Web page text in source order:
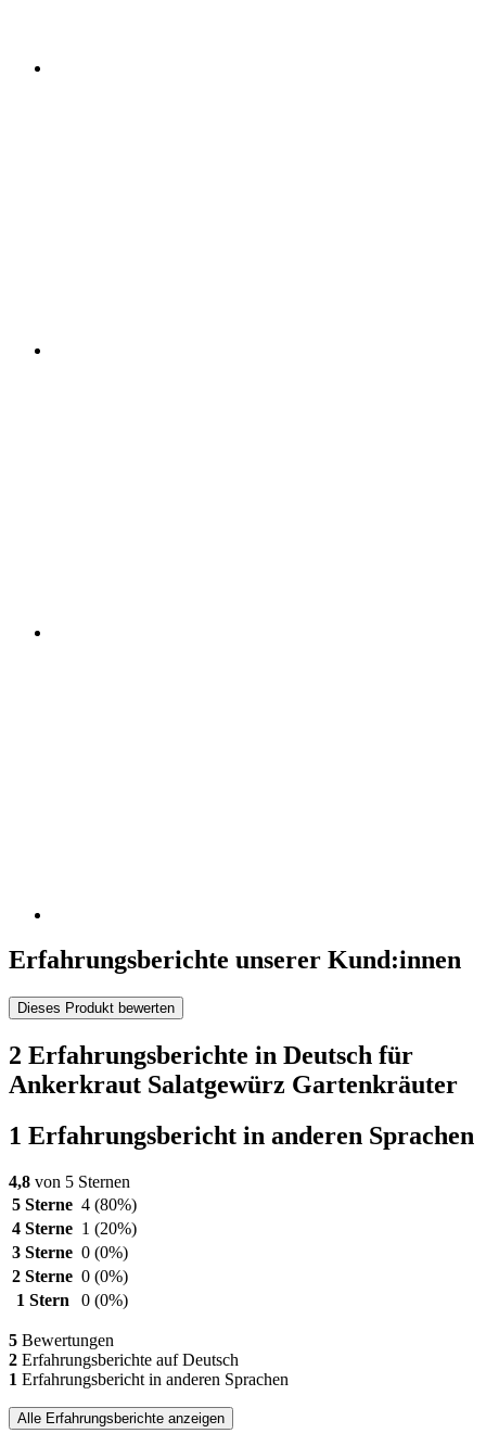
Erfahrungsberichte unserer Kund:innen
Dieses Produkt bewerten
2 Erfahrungsberichte in Deutsch für
Ankerkraut Salatgewürz Gartenkräuter
1 Erfahrungsbericht in anderen Sprachen
4,8 von 5 Sternen
5 Sterne 4 (80%)
4 Sterne 1 (20%)
3 Sterne 0 (0%)
2 Sterne 0 (0%)
1 Stern
0 (0%)
5 Bewertungen
2 Erfahrungsberichte auf Deutsch
1 Erfahrungsbericht in anderen Sprachen
Alle Erfahrungsberichte anzeigen